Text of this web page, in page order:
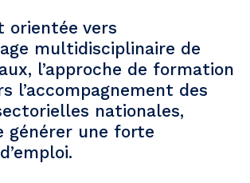
orientée vers
multidisciplinaire de
l’approche de formation
l’accompagnement des
nationales,
générer une forte